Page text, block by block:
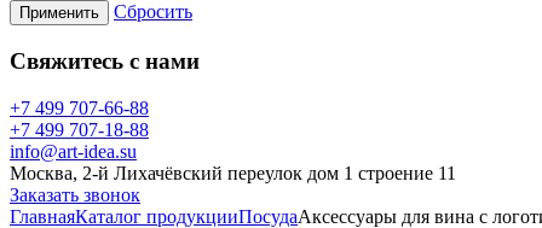
Применить Сбросить
Свяжитесь с нами
+7 499 707-66-88
+7 499 707-18-88
info@art-idea.su
Москва, 2-й Лихачёвский переулок дом 1 строение 11
Заказать звонок
ГлавнаяКаталог продукцииПосудаАксессуары для вина с